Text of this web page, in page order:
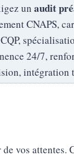
un audit
CNAPS,
24/7,
intégration
vos